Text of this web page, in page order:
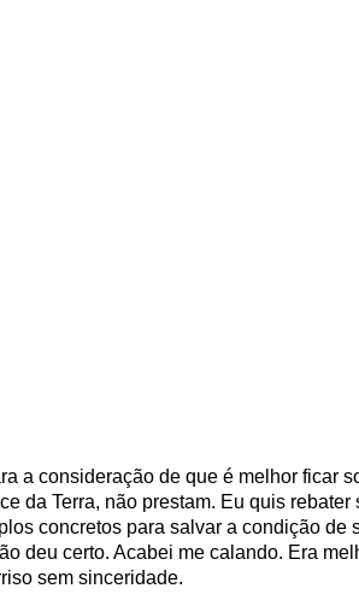
a consideração de que é melhor ficar
da Terra, não prestam. Eu quis
concretos para salvar a condição de
deu certo. Acabei me calando. Era
sem sinceridade.